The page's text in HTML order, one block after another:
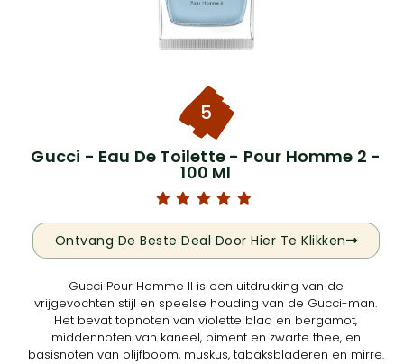
5
Gucci - Eau De Toilette - Pour Homme 2 -
100 Ml
Ontvang De Beste Deal Door Hier Te Klikken
Gucci Pour Homme II is een uitdrukking van de
vrijgevochten stijl en speelse houding van de Gucci-man.
Het bevat topnoten van violette blad en bergamot,
middennoten van kaneel, piment en zwarte thee, en
basisnoten van olijfboom, muskus, tabaksbladeren en mirre.